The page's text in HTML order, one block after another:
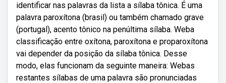
identificar nas palavras da lista a sílaba tônica. É uma
palavra paroxítona (brasil) ou também chamado grave
(portugal), acento tônico na penúltima sílaba. Weba
classificação entre oxítona, paroxítona e proparoxítona
vai depender da posição da sílaba tônica. Desse
modo, elas funcionam da seguinte maneira: Webas
restantes sílabas de uma palavra são pronunciadas